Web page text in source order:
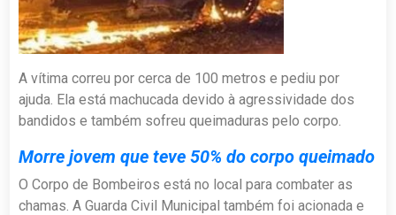
A vítima correu por cerca de 100 metros e pediu por
ajuda. Ela está machucada devido à agressividade dos
bandidos e também sofreu queimaduras pelo corpo.
Morre jovem que teve 50% do corpo queimado
O Corpo de Bombeiros está no local para combater as
chamas. A Guarda Civil Municipal também foi acionada e